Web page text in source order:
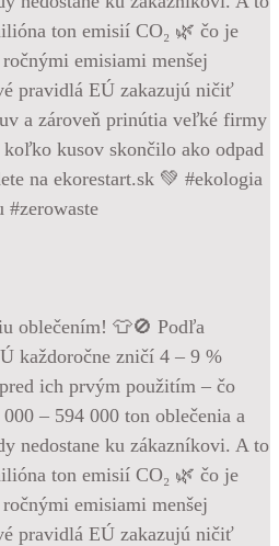
oblečením! 👕🚫 Podľa
každoročne zničí 4 – 9 %
ich prvým použitím – čo
– 594 000 ton oblečenia a
nedostane ku zákazníkovi. A to
ton emisií CO₂ 🌿 čo je
emisiami menšej
pravidlá EÚ zakazujú ničiť